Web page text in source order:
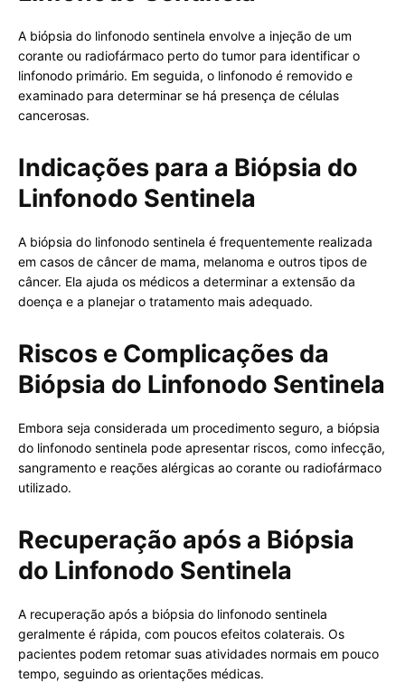
A biópsia do linfonodo sentinela envolve a injeção de um
corante ou radiofármaco perto do tumor para identificar o
linfonodo primário. Em seguida, o linfonodo é removido e
examinado para determinar se há presença de células
cancerosas.
Indicações para a Biópsia do
Linfonodo Sentinela
A biópsia do linfonodo sentinela é frequentemente realizada
em casos de câncer de mama, melanoma e outros tipos de
câncer. Ela ajuda os médicos a determinar a extensão da
doença e a planejar o tratamento mais adequado.
Riscos e Complicações da
Biópsia do Linfonodo Sentinela
Embora seja considerada um procedimento seguro, a biópsia
do linfonodo sentinela pode apresentar riscos, como infecção,
sangramento e reações alérgicas ao corante ou radiofármaco
utilizado.
Recuperação após a Biópsia
do Linfonodo Sentinela
A recuperação após a biópsia do linfonodo sentinela
geralmente é rápida, com poucos efeitos colaterais. Os
pacientes podem retomar suas atividades normais em pouco
tempo, seguindo as orientações médicas.